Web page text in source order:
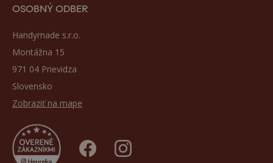
OSOBNÝ ODBER
Handymade s.r.o.
Montážna 15
971 04 Prievidza
Slovensko
Zobraziť na mape